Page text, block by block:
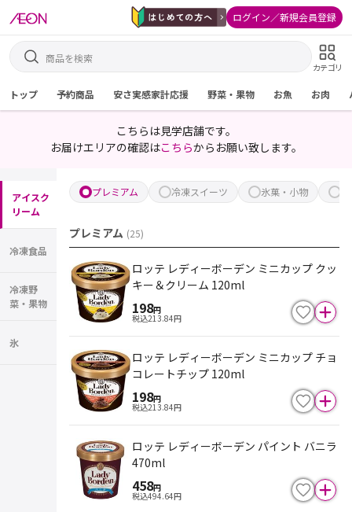
ログイン／新規会員登録
カテゴリ
トップ 予約商品 安さ実感家計応援 野菜・果物 お魚 お肉
こちらは見学店舗です。
お届けエリアの確認はこちらからお願い致します。
アイスク
リーム
冷凍食品
冷凍野
菜・果物
氷
プレミアム 冷凍スイーツ 氷菓・小物
プレミアム (25)
ロッテ レディーボーデン ミニカップ クッ
キー＆クリーム 120ml
198円
税込213.84円
ロッテ レディーボーデン ミニカップ チョ
コレートチップ 120ml
198円
税込213.84円
ロッテ レディーボーデン パイント バニラ
470ml
458円
税込494.64円